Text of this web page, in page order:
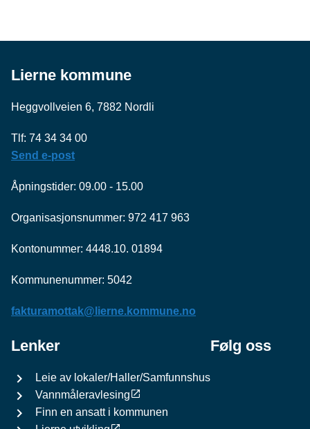
Lierne kommune
Heggvollveien 6, 7882 Nordli
Tlf: 74 34 34 00
Send e-post
Åpningstider: 09.00 - 15.00
Organisasjonsnummer: 972 417 963
Kontonummer: 4448.10. 01894
Kommunenummer: 5042
fakturamottak@lierne.kommune.no
Lenker
Leie av lokaler/Haller/Samfunnshus
Vannmåleravlesing
Finn en ansatt i kommunen
Følg oss